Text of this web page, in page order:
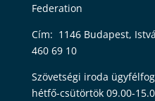
Federation
Cím: 1146 Budapest,
460 69 10
Szövetségi iroda
hétfő-csütörtök 09.00-